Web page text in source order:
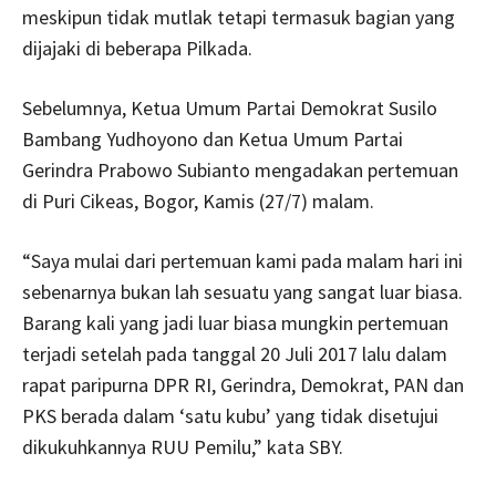
meskipun tidak mutlak tetapi termasuk bagian yang
dijajaki di beberapa Pilkada.
Sebelumnya, Ketua Umum Partai Demokrat Susilo
Bambang Yudhoyono dan Ketua Umum Partai
Gerindra Prabowo Subianto mengadakan pertemuan
di Puri Cikeas, Bogor, Kamis (27/7) malam.
“Saya mulai dari pertemuan kami pada malam hari ini
sebenarnya bukan lah sesuatu yang sangat luar biasa.
Barang kali yang jadi luar biasa mungkin pertemuan
terjadi setelah pada tanggal 20 Juli 2017 lalu dalam
rapat paripurna DPR RI, Gerindra, Demokrat, PAN dan
PKS berada dalam ‘satu kubu’ yang tidak disetujui
dikukuhkannya RUU Pemilu,” kata SBY.